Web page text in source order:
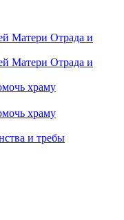
храму
храму
и требы